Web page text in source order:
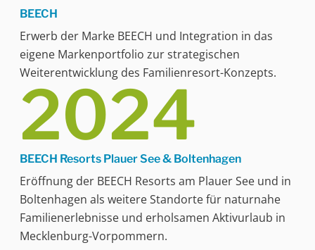
BEECH
Erwerb der Marke BEECH und Integration in das
eigene Markenportfolio zur strategischen
Weiterentwicklung des Familienresort-Konzepts.
2024
BEECH Resorts Plauer See & Boltenhagen
Eröffnung der BEECH Resorts am Plauer See und in
Boltenhagen als weitere Standorte für naturnahe
Familienerlebnisse und erholsamen Aktivurlaub in
Mecklenburg-Vorpommern.